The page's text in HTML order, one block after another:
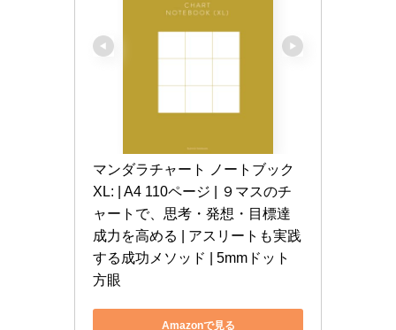
マンダラチャート ノートブック
XL: | A4 110ページ | ９マスのチ
ャートで、思考・発想・目標達
成力を高める | アスリートも実践
する成功メソッド | 5mmドット
方眼
Amazonで見る